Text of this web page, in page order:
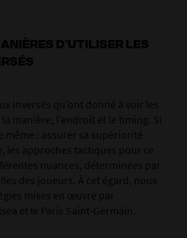
D’UTILISER LES
inversés qu’ont donné à voir les
manière, l’endroit et le timing. Si
même : assurer sa supériorité
les approches tactiques pour ce
nuances, déterminées par
des joueurs. À cet égard, nous
mises en œuvre par
et le Paris Saint-Germain.